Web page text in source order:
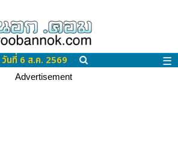
วันที่ 6 ส.ค. 2569 ☰
Advertisement